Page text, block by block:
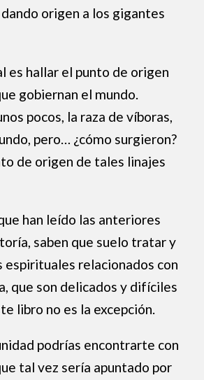
dando origen a los gigantes
es hallar el punto de origen
gobiernan el mundo.
pocos, la raza de víboras,
pero… ¿cómo surgieron?
de origen de tales linajes
han leído las anteriores
saben que suelo tratar y
espirituales relacionados con
que son delicados y difíciles
libro no es la excepción.
podrías encontrarte con
tal vez sería apuntado por